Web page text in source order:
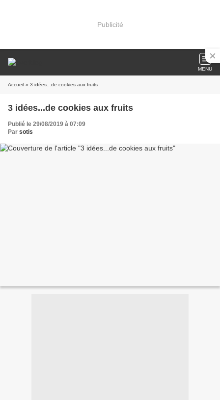
Publicité
MENU
Accueil » 3 idées...de cookies aux fruits
3 idées...de cookies aux fruits
Publié le 29/08/2019 à 07:09
Par sotis